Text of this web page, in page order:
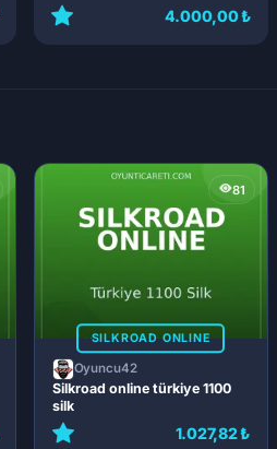
4.000,00 ₺
81
SILKROAD ONLINE
Oyuncu42
Silkroad online türkiye 1100
silk
1.027,82 ₺